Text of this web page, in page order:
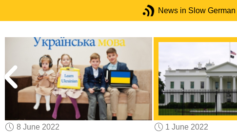
News in Slow German
8 June 2022
1 June 2022